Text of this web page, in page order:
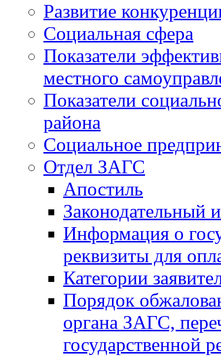
Развитие
Социальная сфера
Показатели
местного
Показатели
района
Социальное
Отдел ЗАГС
Апостиль
Законодательный
Информация о
реквизиты для
Категории
Порядок
органа ЗАГС,
государственной